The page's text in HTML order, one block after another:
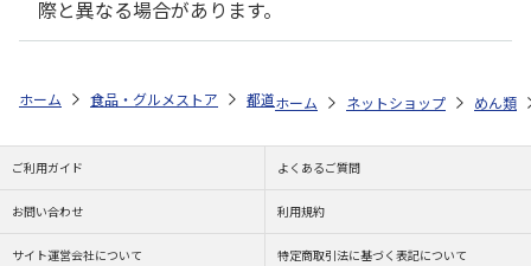
際と異なる場合があります。
ホーム 食品・グルメストア 都道府県から探す 熊本県 味千拉麺
ホーム ネットショップ めん類
ご利用ガイド よくあるご質問
お問い合わせ 利用規約
サイト運営会社について 特定商取引法に基づく表記について